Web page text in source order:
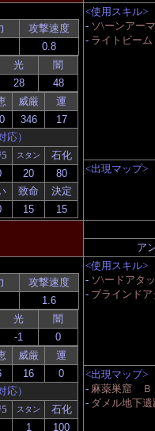
攻撃速度
光 闇
威厳 運
）
スタン 石化
致命 決定
<使用スキル>
- ソ\ーンアー
- ライトビーム
<出現マップ>
ア
攻撃速度
光 闇
威厳 運
）
スタン 石化
<使用スキル>
- ソ\ードアタ
- ブラインド
<出現マップ>
- 麻薬巣窟 Ｂ
- ダメル地下遺